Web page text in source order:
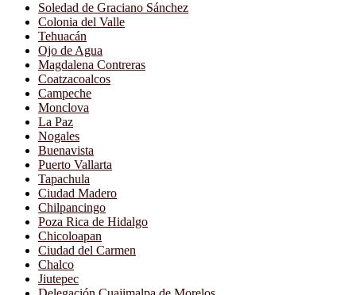
Soledad de Graciano Sánchez
Colonia del Valle
Tehuacán
Ojo de Agua
Magdalena Contreras
Coatzacoalcos
Campeche
Monclova
La Paz
Nogales
Buenavista
Puerto Vallarta
Tapachula
Ciudad Madero
Chilpancingo
Poza Rica de Hidalgo
Chicoloapan
Ciudad del Carmen
Chalco
Jiutepec